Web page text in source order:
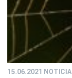
15.06.2021 NOTICIA